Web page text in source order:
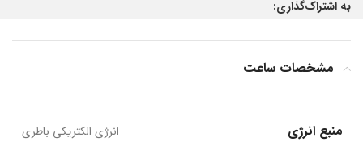
به اشتراک‌گذاری:
مشخصات ساعت
منبع انرژی انرژی الکتریکی باطری